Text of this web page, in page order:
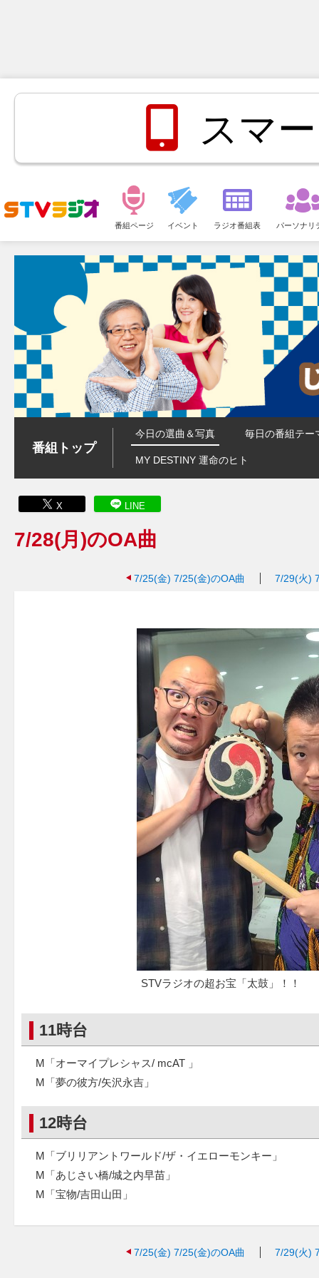
スマ
ュ
ー
番組ページ イベント ラジオ番組表 パーソナリ
番組トップ
今日の選曲＆写真 毎日の番組テー
MY DESTINY 運命のヒト
X LINE
7/28(月)のOA曲
7/25(金) 7/25(金)のOA曲 7/29(火)
STVラジオの超お宝「太鼓」！！
11時台
M「オーマイプレシャス/ mcAT 」
M「夢の彼方/矢沢永吉」
12時台
M「ブリリアントワールド/ザ・イエローモンキー」
M「あじさい橋/城之内早苗」
M「宝物/吉田山田」
7/25(金) 7/25(金)のOA曲 7/29(火)